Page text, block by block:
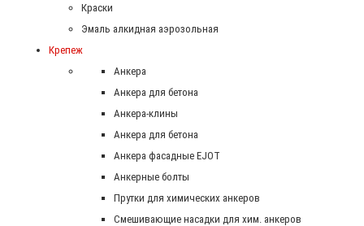
Краски
Эмаль алкидная аэрозольная
Крепеж
Анкера
Анкера для бетона
Анкера-клины
Анкера для бетона
Анкера фасадные EJOT
Анкерные болты
Прутки для химических анкеров
Смешивающие насадки для хим. анкеров